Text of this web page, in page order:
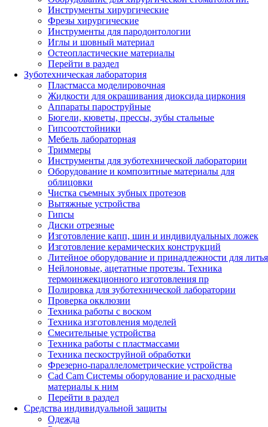
Инструменты хирургические
Фрезы хирургические
Инструменты для пародонтологии
Иглы и шовный материал
Остеопластические материалы
Перейти в раздел
Зуботехническая лаборатория
Пластмасса моделировочная
Жидкости для окрашивания диоксида циркония
Аппараты пароструйные
Бюгели, кюветы, прессы, зубы стальные
Гипсоотстойники
Мебель лабораторная
Триммеры
Инструменты для зуботехнической лаборатории
Оборудование и композитные материалы для
облицовки
Чистка съемных зубных протезов
Вытяжные устройства
Гипсы
Диски отрезные
Изготовление капп, шин и индивидуальных ложек
Изготовление керамических конструкций
Литейное оборудование и принадлежности для литья
Нейлоновые, ацетатные протезы. Техника
термоинжекционного изготовления пр
Полировка для зуботехнической лаборатории
Проверка окклюзии
Техника работы с воском
Техника изготовления моделей
Смесительные устройства
Техника работы с пластмассами
Техника пескоструйной обработки
Фрезерно-параллелометрические устройства
Cad Cam Системы оборудование и расходные
материалы к ним
Перейти в раздел
Средства индивидуальной защиты
Одежда